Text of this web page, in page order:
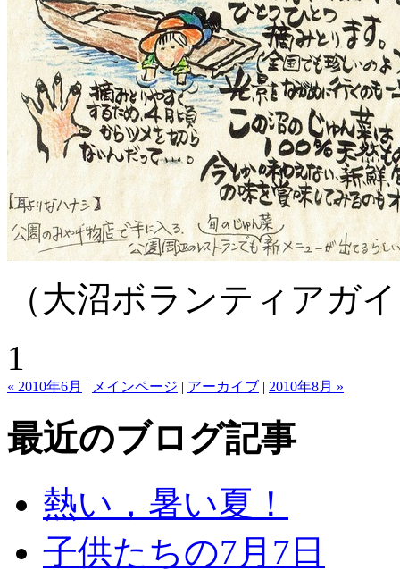
（大沼ボランティアガ
1
« 2010年6月 | メインページ | アーカイブ | 2010年8月 »
最近のブログ記事
熱い，暑い夏！
子供たちの7月7日